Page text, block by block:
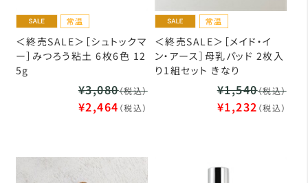
＜終売SALE＞［シュトックマ
ー］みつろう粘土 6枚6色 12
5g
¥3,080（税込）
¥2,464 （税込）
＜終売SALE＞［メイド・イ
ン・アース］母乳パッド 2枚入
り1組セット きなり
¥1,540（税込）
¥1,232 （税込）